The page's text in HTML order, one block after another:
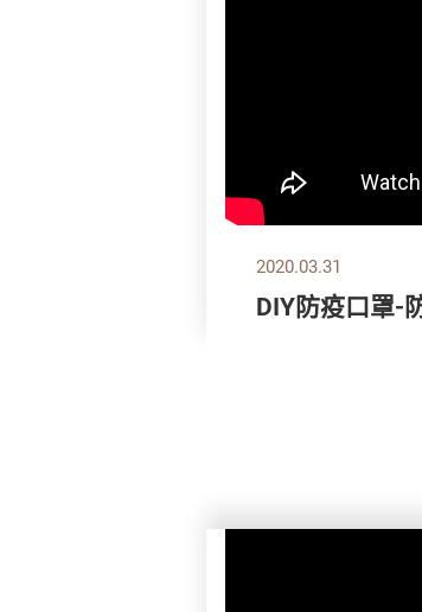
2020.03.31
DIY防疫口罩-